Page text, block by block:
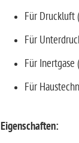
Für Druckluft
Für
Für Inertgase
Für
Eigenschaften: